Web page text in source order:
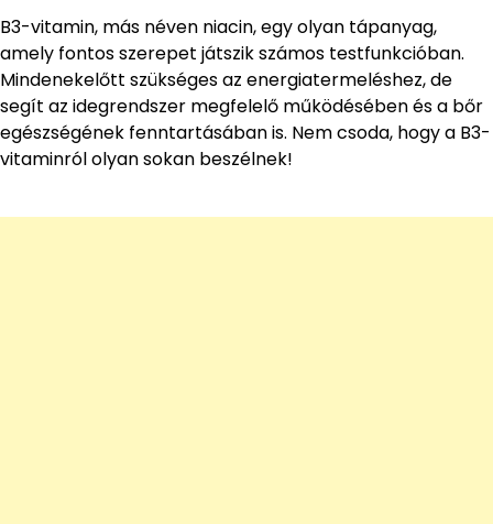
B3-vitamin, más néven niacin, egy olyan tápanyag,
amely fontos szerepet játszik számos testfunkcióban.
Mindenekelőtt szükséges az energiatermeléshez, de
segít az idegrendszer megfelelő működésében és a bőr
egészségének fenntartásában is. Nem csoda, hogy a B3-
vitaminról olyan sokan beszélnek!